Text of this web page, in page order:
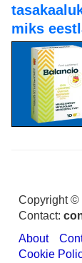
miks
Copyright ©
Contact:
About
Cookie